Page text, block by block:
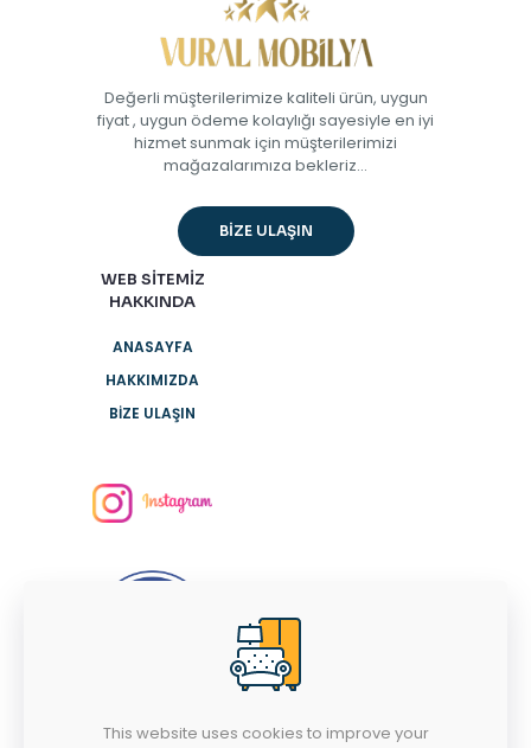
Değerli müşterilerimize kaliteli ürün, uygun
fiyat , uygun ödeme kolaylığı sayesiyle en iyi
hizmet sunmak için müşterilerimizi
mağazalarımıza bekleriz...
BİZE ULAŞIN
WEB SİTEMİZ
HAKKINDA
ANASAYFA
HAKKIMIZDA
BİZE ULAŞIN
This website uses cookies to improve your